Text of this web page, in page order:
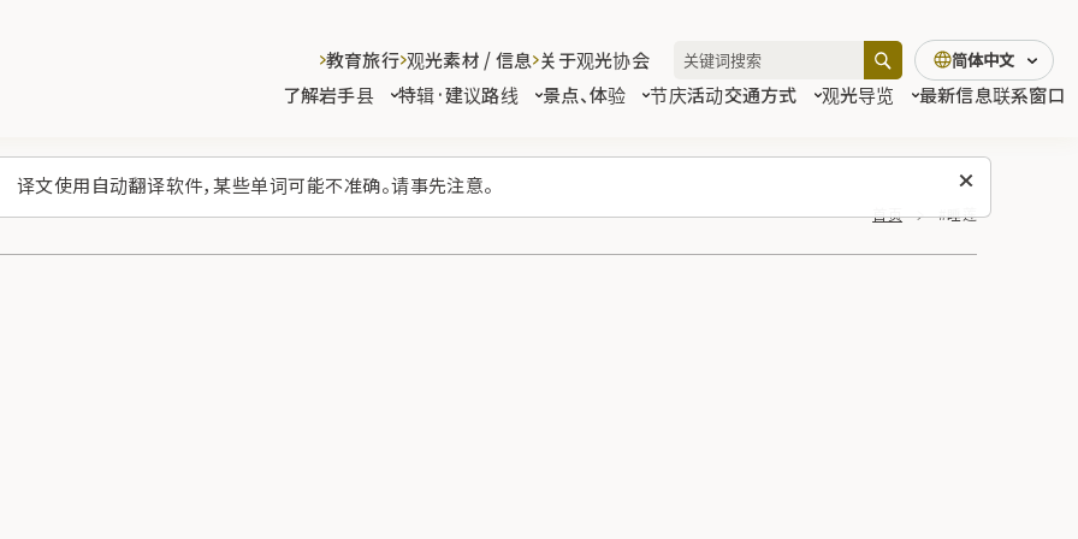
译文使用自动翻译软件，某些单词可能不准确。请事先注意。
了解岩手县 特辑·建议路线 景点、体验 节庆活动交通方式 观光导览 最新信息联系窗口
教育旅行 观光素材 / 信息 关于观光协会 简体中文
首页 #睡莲